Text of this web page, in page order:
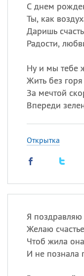
С днем
Ты, как
Даришь
Радости,
Ну и мы тебе
Жить без
За мечтой
Впереди
Открытка
Я
Желаю
Чтоб жила
И не познала